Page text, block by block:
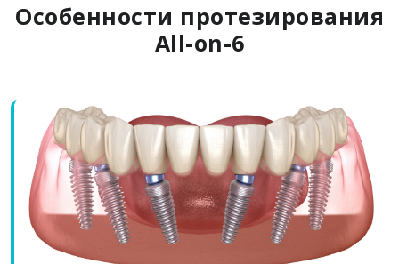
Особенности протезирования
All-on-6